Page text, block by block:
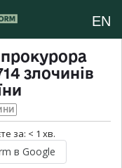
EN
злочинів
за: < 1 хв.
в Google